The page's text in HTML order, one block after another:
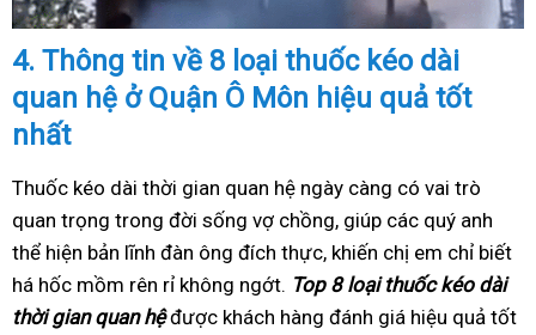
4. Thông tin về 8 loại thuốc kéo dài
quan hệ ở Quận Ô Môn hiệu quả tốt
nhất
Thuốc kéo dài thời gian quan hệ ngày càng có vai trò
quan trọng trong đời sống vợ chồng, giúp các quý anh
thể hiện bản lĩnh đàn ông đích thực, khiến chị em chỉ biết
há hốc mồm rên rỉ không ngớt. Top 8 loại thuốc kéo dài
thời gian quan hệđược khách hàng đánh giá hiệu quả tốt